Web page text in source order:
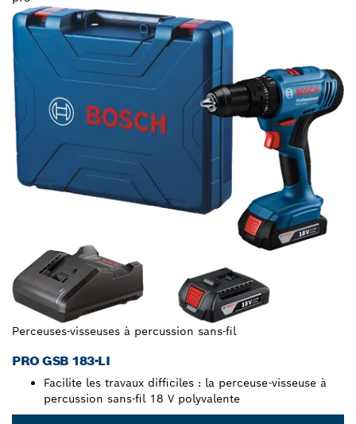
Perceuses-visseuses à percussion sans-fil
PRO GSB 183-LI
Facilite les travaux difficiles : la perceuse-visseuse à
percussion sans-fil 18 V polyvalente